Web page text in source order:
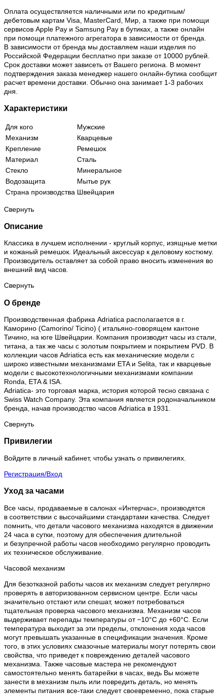
Оплата осуществляется наличными или по кредитным/
дебетовым картам Visa, MasterCard, Мир, а также при помощи
сервисов Apple Pay и Samsung Pay в бутиках, а также онлайн
при помощи платежного агрегатора в зависимости от бренда.
В зависимости от бренда мы доставляем наши изделия по
Российской Федерации бесплатно при заказе от 10000 рублей.
Срок доставки может зависеть от Вашего региона. В момент
подтверждения заказа менеджер нашего онлайн-бутика сообщит
расчет времени доставки. Обычно она занимает 1-3 рабочих
дня.
Характеристики
Для кого
Мужские
Механизм
Кварцевые
Крепление
Ремешок
Материал
Сталь
Стекло
Минеральное
Водозащита
Мытье рук
Страна производства Швейцария
Свернуть
Описание
Классика в лучшем исполнении - круглый корпус, изящные метки
и кожаный ремешок. Идеальный аксессуар к деловому костюму.
Производитель оставляет за собой право вносить изменения во
внешний вид часов.
Свернуть
О бренде
Производственная фабрика Adriatica располагается в г.
Каморино (Camorino/ Ticino) ( итальяно-говорящем кантоне
Тичино, на юге Швейцарии. Компания производит часы из стали,
титана, а так же часы с золотым покрытием и покрытием PVD. В
коллекции часов Adriatica есть как механические модели с
широко известными механизмами ETA и Selita, так и кварцевые
модели с высокотехнологичными механизмами компании
Ronda, ETA & ISA.
Adriatica- это торговая марка, история которой тесно связана с
Swiss Watch Company. Эта компания является родоначальником
бренда, начав производство часов Adriatica в 1931.
Свернуть
Привилегии
Войдите в личный кабинет, чтобы узнать о привилегиях.
Регистрация/Вход
Уход за часами
Все часы, продаваемые в салонах «Интерчас», производятся
в соответствии с высочайшими стандартами качества. Следует
помнить, что детали часового механизма находятся в движении
24 часа в сутки, поэтому для обеспечения длительной
и безупречной работы часов необходимо регулярно проводить
их техническое обслуживание.
Часовой механизм
Для безотказной работы часов их механизм следует регулярно
проверять в авторизованном сервисном центре. Если часы
значительно отстают или спешат, может потребоваться
тщательная проверка часового механизма. Механизм часов
выдерживает перепады температуры от −10°C до +60°C. Если
температура выходит за эти пределы, отклонения хода часов
могут превышать указанные в спецификации значения. Кроме
того, в этих условиях смазочные материалы могут потерять свои
свойства, что приведет к повреждению деталей часового
механизма. Также часовые мастера не рекомендуют
самостоятельно менять батарейки в часах, ведь Вы можете
занести в механизм пыль или повредить деталь, но менять
элементы питания все-таки следует своевременно, пока старые